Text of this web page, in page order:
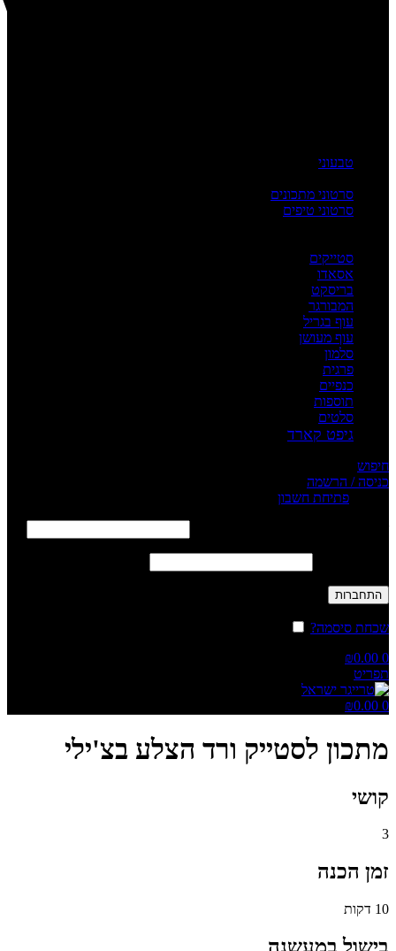
טבעוני
סרטוני מתכונים
סרטוני טיפים
סטייקים
אסאדו
בריסקט
המבורגר
עוף בגריל
עוף מעושן
סלמון
פרגית
כנפיים
תוספות
סלטים
גיפט קארד
חיפוש
כניסה / הרשמה
פתיחת חשבון
התחברות
שכחת סיסמה?
0
₪0.00
תפריט
0
₪0.00
מתכון לסטייק ורד הצלע בצ'ילי
קושי
3
זמן הכנה
10 דקות